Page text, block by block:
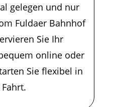
gelegen und nur
Fuldaer Bahnhof
Sie Ihr
online oder
Sie flexibel in